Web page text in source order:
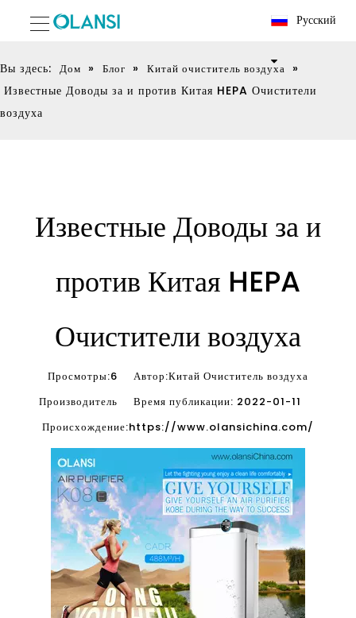
Pусский
Вы здесь: Дом » Блог » Китай очиститель воздуха »
Известные Доводы за и против Китая HEPA Очистители
воздуха
Известные Доводы за и
против Китая HEPA
Очистители воздуха
Просмотры:6 Автор:Китай Очиститель воздуха
Производитель Время публикации: 2022-01-11
Происхождение:https://www.olansichina.com/